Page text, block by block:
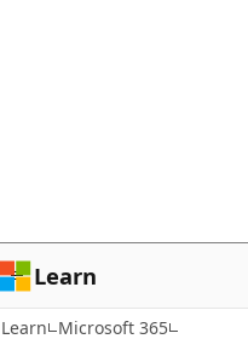
Learn
Learn Microsoft 365